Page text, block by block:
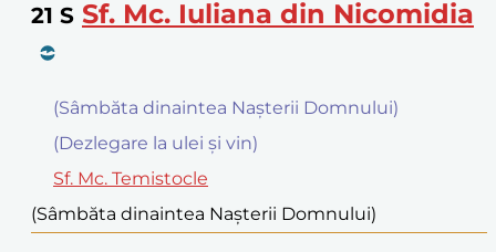
21 S Sf. Mc. Iuliana din Nicomidia
(Sâmbăta dinaintea Nașterii Domnului)
(Dezlegare la ulei şi vin)
Sf. Mc. Temistocle
(Sâmbăta dinaintea Nașterii Domnului)